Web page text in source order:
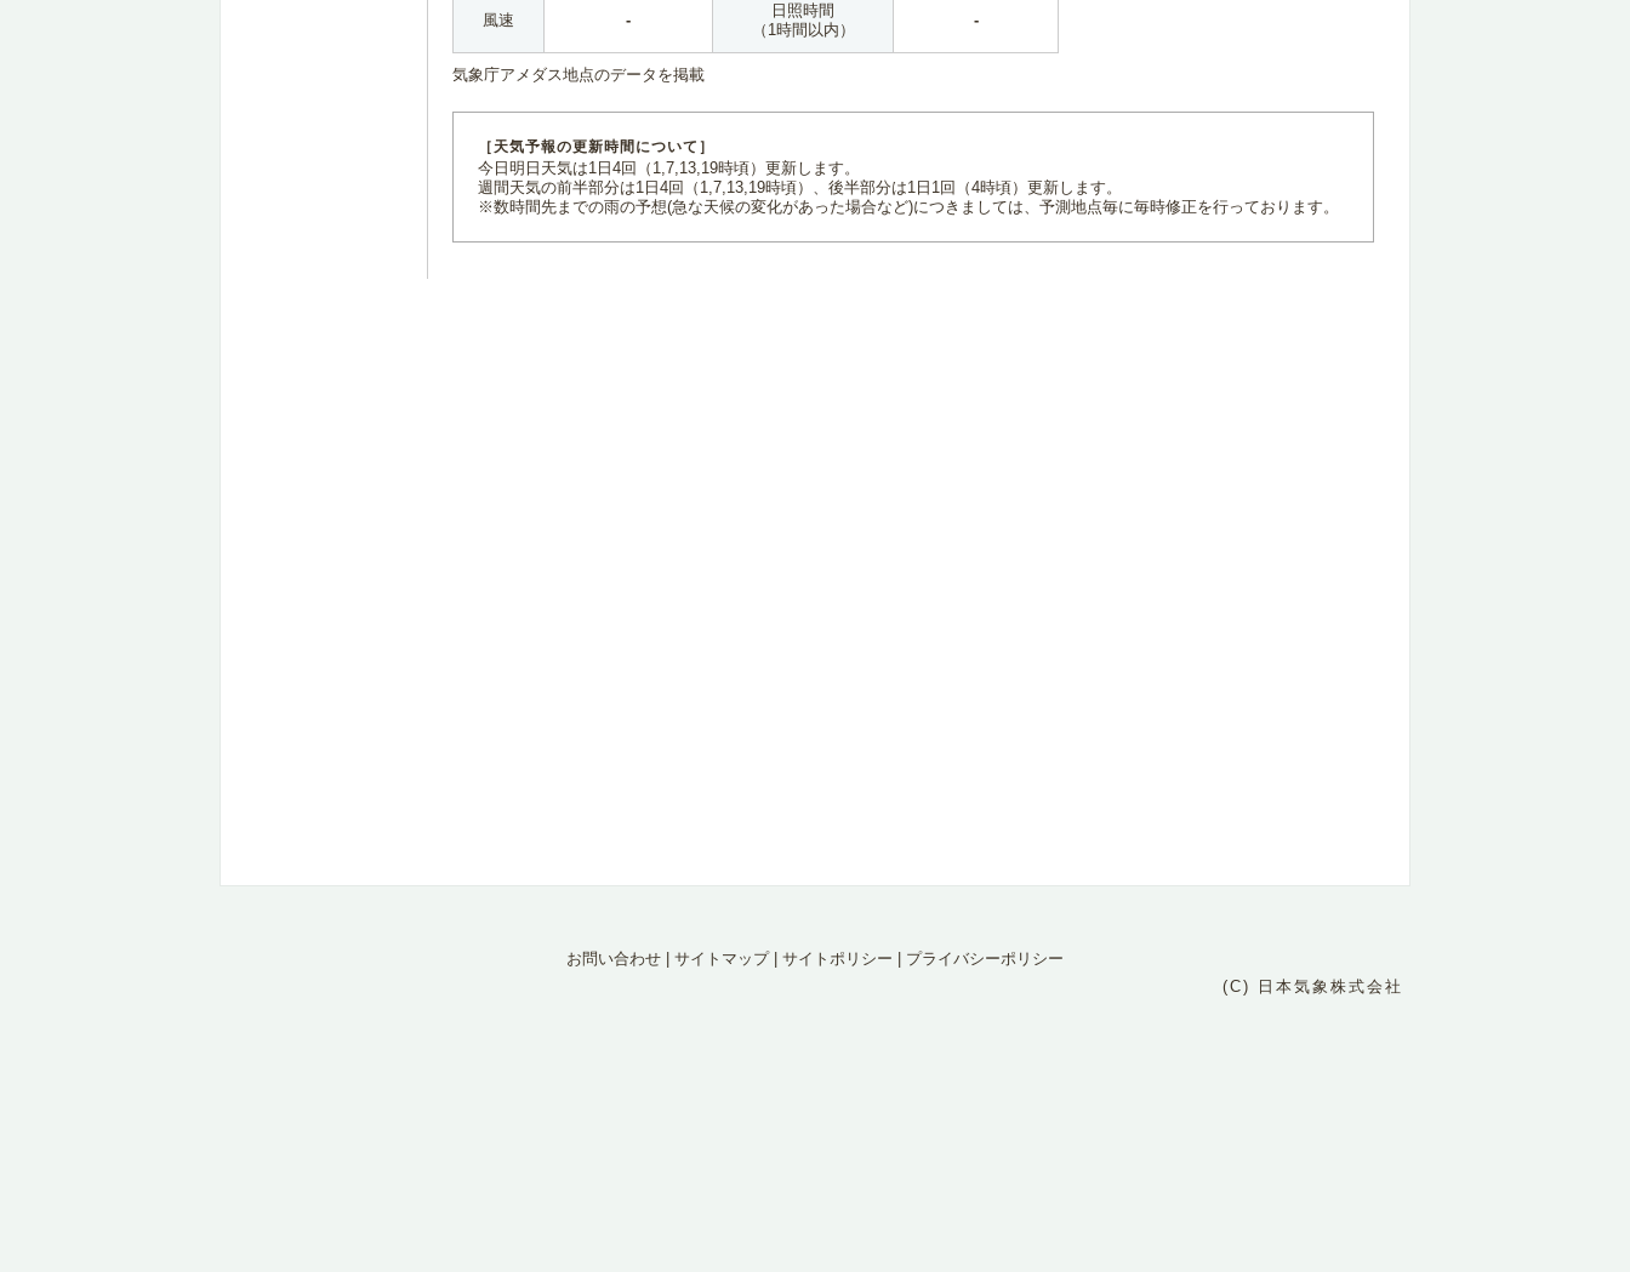
風速 -
日照時間
（1時間以内）
-
気象庁アメダス地点のデータを掲載
［天気予報の更新時間について］
今日明日天気は1日4回（1,7,13,19時頃）更新します。
週間天気の前半部分は1日4回（1,7,13,19時頃）、後半部分は1日1回（4時頃）更新します。
※数時間先までの雨の予想(急な天候の変化があった場合など)につきましては、予測地点毎に毎時修正を行っております。
お問い合わせ サイトマップ| サイトポリシー
プライバシーポリシー
(C) 日本気象株式会社